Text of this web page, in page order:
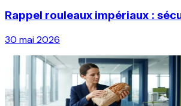
Rappel rouleaux impériaux :
30 mai 2026